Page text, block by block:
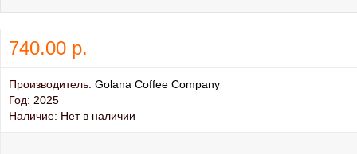
740.00 р.
Производитель: Golana Coffee Company
Год: 2025
Наличие: Нет в наличии